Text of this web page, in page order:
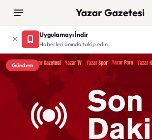
Yazar Gazetesi
Uygulamayı İndir
Haberleri anında takip edin
Gündem